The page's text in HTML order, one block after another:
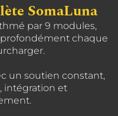
SomaLuna
par 9 modules,
chaque
un soutien constant,
intégration et